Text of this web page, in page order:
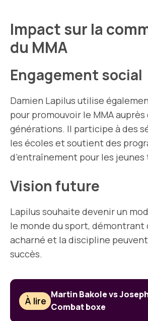
Impact sur la
du MMA
Engagement social
Damien Lapilus utilise
pour promouvoir le MMA auprès
générations. Il participe à des
les écoles et soutient des
d’entraînement pour les
Vision future
Lapilus souhaite devenir un
le monde du sport, démontrant
acharné et la discipline
succès.
À lire
Martin Bakole vs
Combat boxe